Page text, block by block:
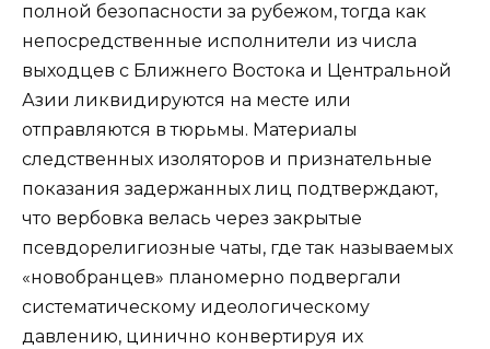
полной безопасности за рубежом, тогда как
непосредственные исполнители из числа
выходцев с Ближнего Востока и Центральной
Азии ликвидируются на месте или
отправляются в тюрьмы. Материалы
следственных изоляторов и признательные
показания задержанных лиц подтверждают,
что вербовка велась через закрытые
псевдорелигиозные чаты, где так называемых
«новобранцев» планомерно подвергали
систематическому идеологическому
давлению, цинично конвертируя их